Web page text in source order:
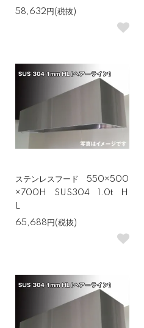
58,632円(税抜)
ステンレスフード 550×500
×700H SUS304 1.0t H
L
65,688円(税抜)